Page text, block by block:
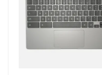
Acer-LCD-